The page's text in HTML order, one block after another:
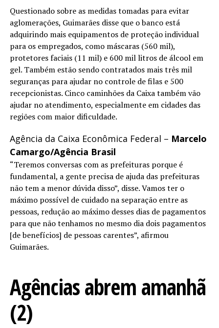
Questionado sobre as medidas tomadas para evitar
aglomerações, Guimarães disse que o banco está
adquirindo mais equipamentos de proteção individual
para os empregados, como máscaras (560 mil),
protetores faciais (11 mil) e 600 mil litros de álcool em
gel. Também estão sendo contratados mais três mil
seguranças para ajudar no controle de filas e 500
recepcionistas. Cinco caminhões da Caixa também vão
ajudar no atendimento, especialmente em cidades das
regiões com maior dificuldade.
Agência da Caixa Econômica Federal – Marcelo
Camargo/Agência Brasil
“Teremos conversas com as prefeituras porque é
fundamental, a gente precisa de ajuda das prefeituras
não tem a menor dúvida disso”, disse. Vamos ter o
máximo possível de cuidado na separação entre as
pessoas, redução ao máximo desses dias de pagamentos
para que não tenhamos no mesmo dia dois pagamentos
[de benefícios] de pessoas carentes”, afirmou
Guimarães.
Agências abrem amanhã
(2)